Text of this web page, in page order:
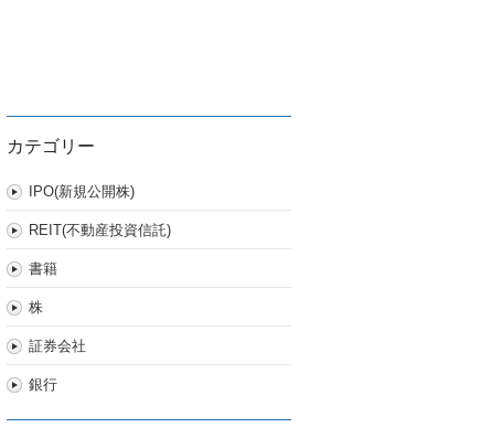
カテゴリー
IPO(新規公開株)
REIT(不動産投資信託)
書籍
株
証券会社
銀行